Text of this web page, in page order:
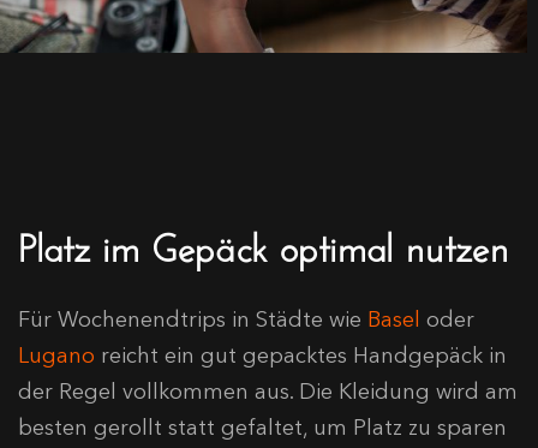
Platz im Gepäck optimal nutzen
Für Wochenendtrips in Städte wie Basel oder
Lugano reicht ein gut gepacktes Handgepäck in
der Regel vollkommen aus. Die Kleidung wird am
besten gerollt statt gefaltet, um Platz zu sparen